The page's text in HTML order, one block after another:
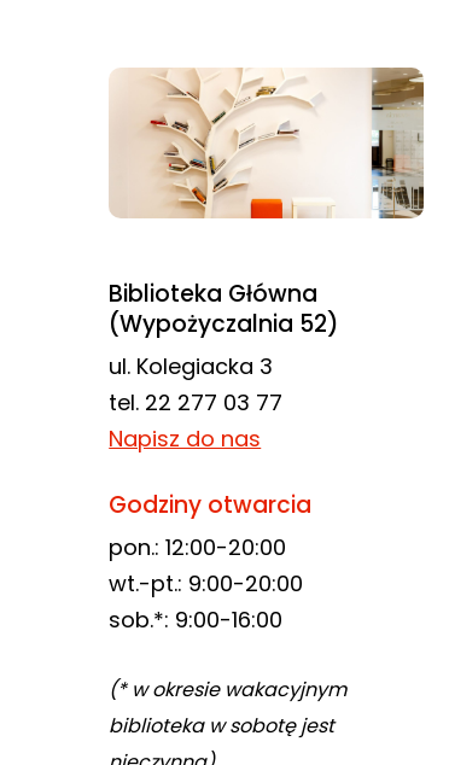
Biblioteka Główna
(Wypożyczalnia 52)
ul. Kolegiacka 3
tel. 22 277 03 77
Napisz do nas
Godziny otwarcia
pon.: 12:00-20:00
wt.-pt.: 9:00-20:00
sob.*: 9:00-16:00
(* w okresie wakacyjnym
biblioteka w sobotę jest
przejścia na nią.
Jeśli odrzucisz
te pliki cookie,
niektóre funkcje
znikną ze strony
Marketing
Udostępniając
zachowania
odwiedzania naszej
strony, zwiększasz
szansę na
zobaczenie
treści i ofert.